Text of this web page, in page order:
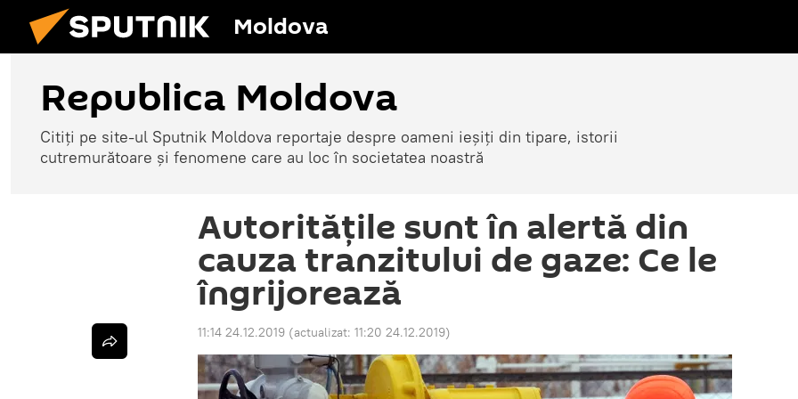
Moldova
Republica Moldova
Citiți pe site-ul Sputnik Moldova reportaje despre oameni ieșiți din tipare, istorii
cutremurătoare și fenomene care au loc în societatea noastră
Autoritățile sunt în alertă din
cauza tranzitului de gaze: Ce le
îngrijorează
11:14 24.12.2019 (actualizat: 11:20 24.12.2019)